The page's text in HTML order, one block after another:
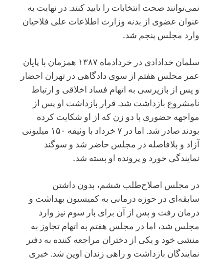
نمی‌توانند صحت انتخابات را تایید کنند. در نهایت به
عنوان عضوی از بدنه وزارت اطلاعات علی فلاحیان
وارد مجلس پنجم شد.
سلمان خدادادی در خردادماه ۱۳۸۷ همزمان با پایان
عمر مجلس هفتم از سوی دادگاهی در تهران احضار
و پس از بازپرسی به اتهام ‏فساد اخلاقی و ارتباط
نامشروع بازداشت شد. قرار بازداشت او پس از
مواجهه حضوری با دو زن که از او شکایت کرده
بودند ‏صادر شد. اما در ۷ خرداد با وثیقه ۱۵۰ میلیونی
آزاد و بلافاصله در مجلس حاضر شد و سوگند
نمایندگی خورد و پرونده او بسته شد.
در مجلس اصلاح‌طلب ششم،‌ بدون داشتن
سابقه‌ای در حوزه درمانی به کمیسیون بهداشت و
درمان رفت و پس از آن برای بار سوم نیز وارد
مجلس شد، اما در مجلس هفتم به اتهام تجاوز به
منشی خود و یکی از دختران مراجعه کننده به دفتر
نمایندگان بازداشت و راهی زندان اوین شد. خبری